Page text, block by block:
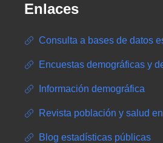
Enlaces
Consulta a bases de datos
Encuestas demográficas y
Información demográfica
Revista población y salud
Blog estadísticas públicas